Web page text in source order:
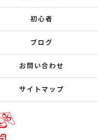
初心者
ブログ
お問い合わせ
サイトマップ